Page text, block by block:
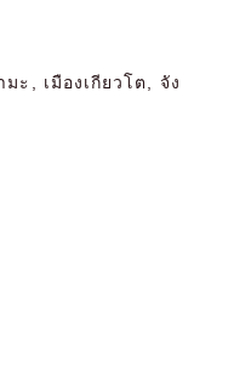
ะ, เมืองเกียวโต, จัง